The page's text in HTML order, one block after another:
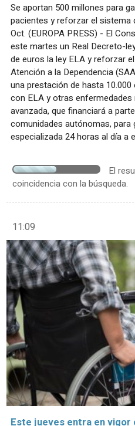
Se aportan 500 millones para
pacientes y reforzar el sistema
Oct. (EUROPA PRESS) - El
este martes un Real Decreto-
de euros la ley ELA y reforzar
Atención a la Dependencia
una prestación de hasta
con ELA y otras
avanzada, que financiará a
comunidades autónomas, para
especializada 24 horas al día a
El
coincidencia con la búsqueda.
11:09
Este jueves entra en